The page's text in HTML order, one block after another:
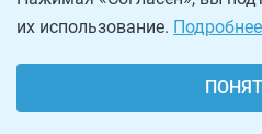
одной организации как
один человек (целая
состоящий в списочном
их использование. Подробнее